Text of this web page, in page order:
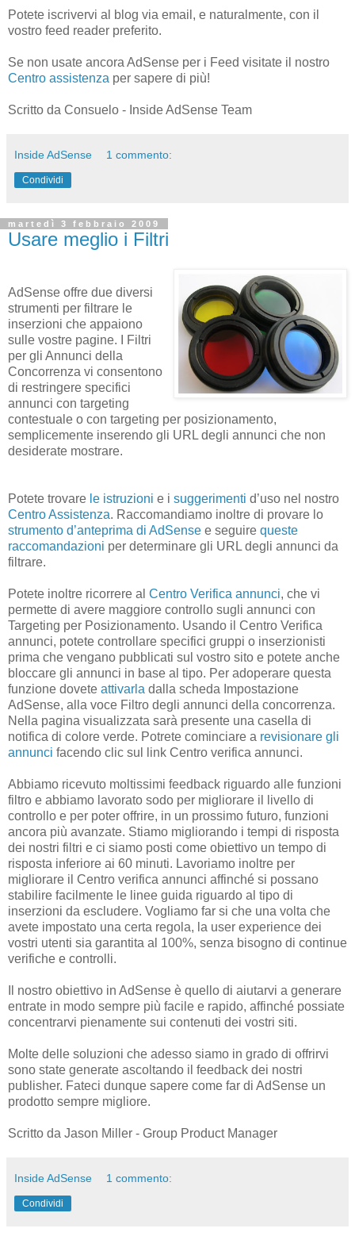
Potete iscrivervi al blog via email, e naturalmente, con il
vostro feed reader preferito.
Se non usate ancora AdSense per i Feed visitate il nostro
Centro assistenza per sapere di più!
Scritto da Consuelo - Inside AdSense Team
Inside AdSense 1 commento:
Condividi
martedì 3 febbraio 2009
Usare meglio i Filtri
AdSense offre due diversi
strumenti per filtrare le
inserzioni che appaiono
sulle vostre pagine. I Filtri
per gli Annunci della
Concorrenza vi consentono
di restringere specifici
annunci con targeting
contestuale o con targeting per posizionamento,
semplicemente inserendo gli URL degli annunci che non
desiderate mostrare.
Potete trovare le istruzioni e i suggerimenti d’uso nel nostro
Centro Assistenza. Raccomandiamo inoltre di provare lo
strumento d’anteprima di AdSense e seguire queste
raccomandazioni per determinare gli URL degli annunci da
filtrare.
Potete inoltre ricorrere al Centro Verifica annunci, che vi
permette di avere maggiore controllo sugli annunci con
Targeting per Posizionamento. Usando il Centro Verifica
annunci, potete controllare specifici gruppi o inserzionisti
prima che vengano pubblicati sul vostro sito e potete anche
bloccare gli annunci in base al tipo. Per adoperare questa
funzione dovete attivarla dalla scheda Impostazione
AdSense, alla voce Filtro degli annunci della concorrenza.
Nella pagina visualizzata sarà presente una casella di
notifica di colore verde. Potrete cominciare a revisionare gli
annunci facendo clic sul link Centro verifica annunci.
Abbiamo ricevuto moltissimi feedback riguardo alle funzioni
filtro e abbiamo lavorato sodo per migliorare il livello di
controllo e per poter offrire, in un prossimo futuro, funzioni
ancora più avanzate. Stiamo migliorando i tempi di risposta
dei nostri filtri e ci siamo posti come obiettivo un tempo di
risposta inferiore ai 60 minuti. Lavoriamo inoltre per
migliorare il Centro verifica annunci affinché si possano
stabilire facilmente le linee guida riguardo al tipo di
inserzioni da escludere. Vogliamo far si che una volta che
avete impostato una certa regola, la user experience dei
vostri utenti sia garantita al 100%, senza bisogno di continue
verifiche e controlli.
Il nostro obiettivo in AdSense è quello di aiutarvi a generare
entrate in modo sempre più facile e rapido, affinché possiate
concentrarvi pienamente sui contenuti dei vostri siti.
Molte delle soluzioni che adesso siamo in grado di offrirvi
sono state generate ascoltando il feedback dei nostri
publisher. Fateci dunque sapere come far di AdSense un
prodotto sempre migliore.
Scritto da Jason Miller - Group Product Manager
Inside AdSense 1 commento:
Condividi